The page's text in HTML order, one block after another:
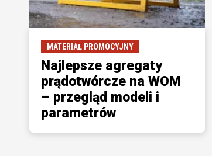
MATERIAŁ PROMOCYJNY
Najlepsze agregaty
prądotwórcze na WOM
– przegląd modeli i
parametrów